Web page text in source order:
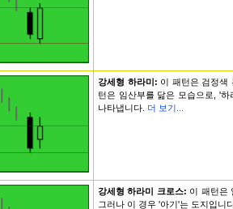
강세형 하라미: 이 패턴은 검정색
턴은 임산부를 닮은 모습으로, '
나타냅니다. 더 보기...
강세형 하라미 크로스: 이 패턴은
그러나 이 경우 '아기'는 도지입니